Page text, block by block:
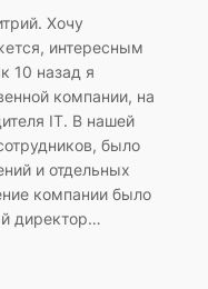
Хочу
интересным
10 назад я
компании, на
IT. В нашей
было
и отдельных
компании было
директор…